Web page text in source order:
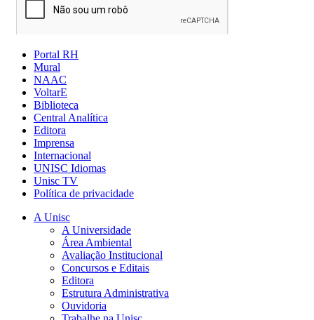
Portal RH
Mural
NAAC
VoltarE
Biblioteca
Central Analítica
Editora
Imprensa
Internacional
UNISC Idiomas
Unisc TV
Política de privacidade
A Unisc
A Universidade
Área Ambiental
Avaliação Institucional
Concursos e Editais
Editora
Estrutura Administrativa
Ouvidoria